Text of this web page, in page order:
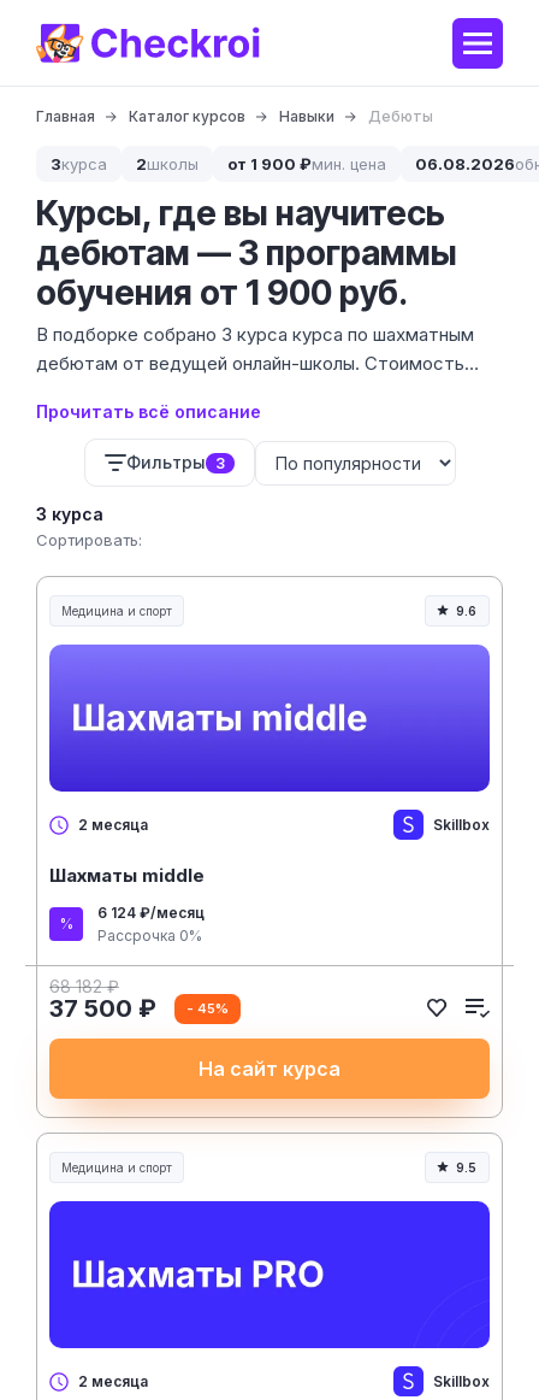
Главная Каталог курсов Навыки Дебюты
3курса 2школы от 1 900 ₽мин. цена 06.08.2026
Курсы, где вы научитесь
дебютам — 3 программы
обучения от 1 900 руб.
В подборке собрано 3 курса курса по шахматным
дебютам от ведущей онлайн-школы. Стоимость
соответствует глубоким академическим
программам для серьезной подготовки.
Прочитать всё описание
Фильтры 3
3 курса
Сортировать:
Медицина и спорт
Медицина, спорт и здоровье
9.6
2 месяца Skillbox
Шахматы middle
6 124 ₽/месяц
Рассрочка 0%
68 182 ₽
37 500 ₽ - 45%
На сайт курса
Медицина и спорт
Медицина, спорт и здоровье
9.5
2 месяца Skillbox